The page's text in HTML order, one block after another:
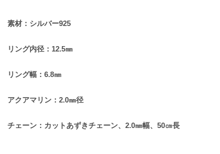
素材：シルバー925
リング内径：12.5㎜
リング幅：6.8㎜
アクアマリン：2.0㎜径
チェーン：カットあずきチェーン、2.0㎜幅、50㎝長